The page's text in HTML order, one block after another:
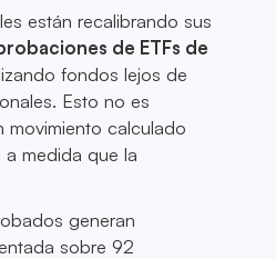
están recalibrando sus
de ETFs de
fondos lejos de
Esto no es
movimiento calculado
medida que la
generan
sobre 92